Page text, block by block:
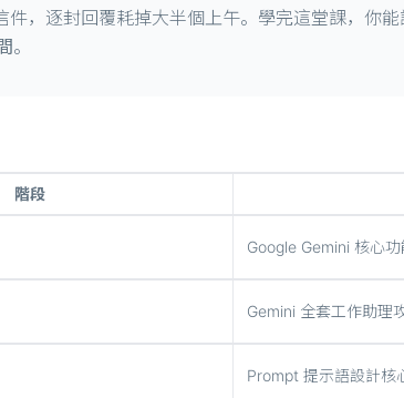
件，逐封回覆耗掉大半個上午。學完這堂課，
。
階段
Google Gemini 核心
Gemini 全套工作助理
Prompt 提示語設計核